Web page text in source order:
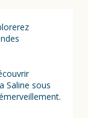
Saline sous